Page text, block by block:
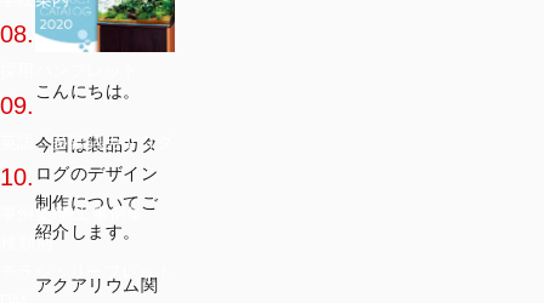
08.
09.
英語・多言語カタログ
10.
事例集/施工事例集
種類別
こんにちは。
今回は製品カタ
ログのデザイン
制作についてご
紹介します。
アクアリウム関